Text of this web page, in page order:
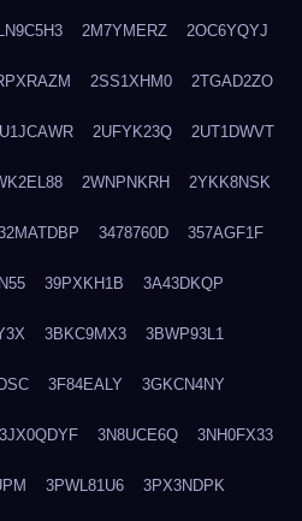
2M7YMERZ 2OC6YQYJ
2SS1XHM0 2TGAD2ZO
2UFYK23Q 2UT1DWVT
2WNPNKRH 2YKK8NSK
3478760D 357AGF1F
39PXKH1B 3A43DKQP
3BKC9MX3 3BWP93L1
3F84EALY 3GKCN4NY
3JX0QDYF 3N8UCE6Q 3NH0FX33
3PWL81U6 3PX3NDPK